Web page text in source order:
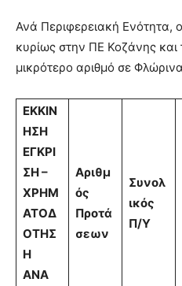
Ανά Περιφερειακή Ενότητα,
κυρίως στην ΠΕ Κοζάνης
μικρότερο αριθμό σε
ΕΚΚΙΝ
ΗΣΗ
ΕΓΚΡΙ
ΣΗ –
ΧΡΗΜ
ΑΤΟΔ
ΟΤΗΣ
Η
ΑΝΑ
Αριθμ
ός
Προτά
σεων
Συνολ
ικός
Π/Υ